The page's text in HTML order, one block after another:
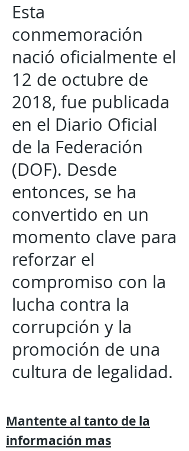
Esta
conmemoración
nació oficialmente el
12 de octubre de
2018, fue publicada
en el Diario Oficial
de la Federación
(DOF). Desde
entonces, se ha
convertido en un
momento clave para
reforzar el
compromiso con la
lucha contra la
corrupción y la
promoción de una
cultura de legalidad.
Mantente al tanto de la
información mas